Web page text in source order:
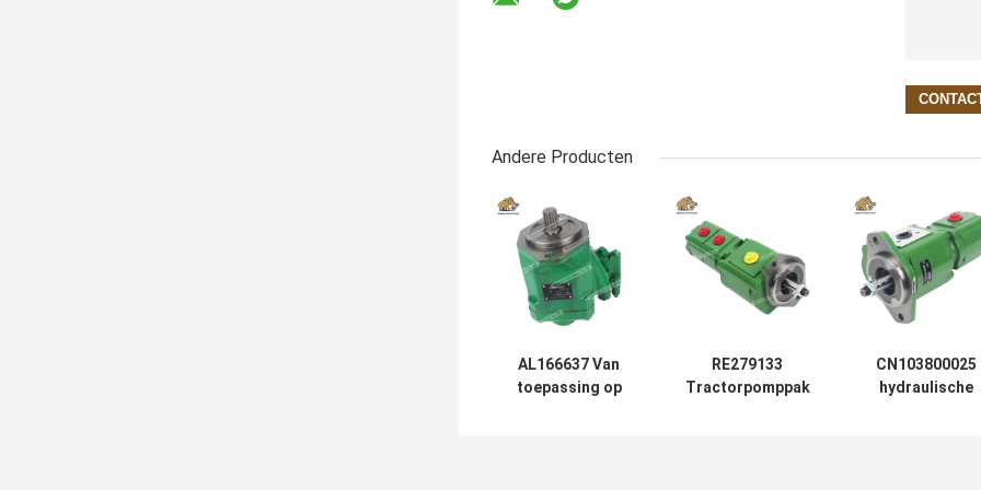
Andere Producten
AL166637 Van
toepassing op
RE279133
Tractorpomppak
CN103800025
hydraulische